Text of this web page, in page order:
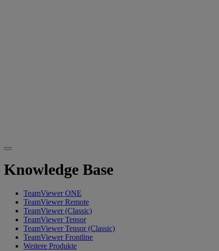
Knowledge Base
TeamViewer ONE
TeamViewer Remote
TeamViewer (Classic)
TeamViewer Tensor
TeamViewer Tensor (Classic)
TeamViewer Frontline
Weitere Produkte